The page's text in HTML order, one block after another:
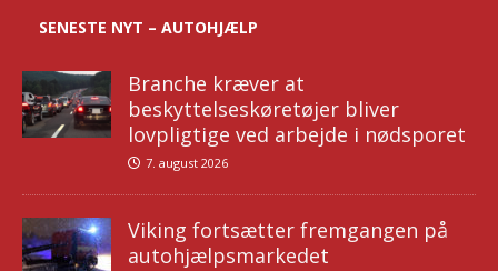
SENESTE NYT – AUTOHJÆLP
Branche kræver at
beskyttelseskøretøjer bliver
lovpligtige ved arbejde i nødsporet
7. august 2026
Viking fortsætter fremgangen på
autohjælpsmarkedet